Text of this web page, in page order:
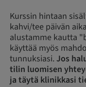
Kurssin hintaan
kahvi/tee päivän
alustamme kautta
käyttää myös
tunnuksiasi. Jos
tilin luomisen
ja täytä klinikkasi